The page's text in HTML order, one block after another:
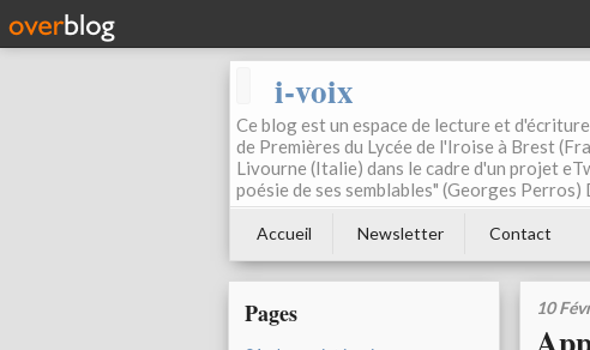
i-voix
Ce blog est un espace de lecture et
de Premières du Lycée de l'Iroise à Brest
Livourne (Italie) dans le cadre d'un projet
poésie de ses semblables" (Georges
Accueil Newsletter Contact
Pages 10